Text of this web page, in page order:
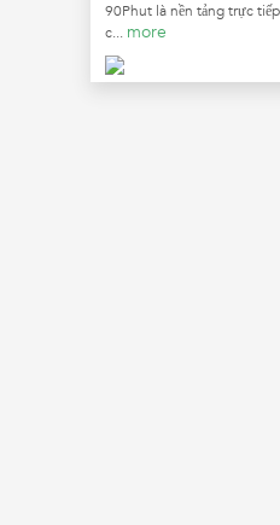
90Phut là nền tảng trực
c... more